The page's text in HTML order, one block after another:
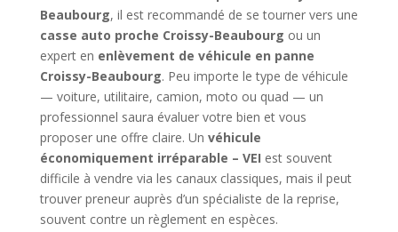
Beaubourg, il est recommandé de se tourner vers une
casse auto proche Croissy-Beaubourg ou un
expert en enlèvement de véhicule en panne
Croissy-Beaubourg. Peu importe le type de véhicule
— voiture, utilitaire, camion, moto ou quad — un
professionnel saura évaluer votre bien et vous
proposer une offre claire. Un véhicule
économiquement irréparable – VEI est souvent
difficile à vendre via les canaux classiques, mais il peut
trouver preneur auprès d’un spécialiste de la reprise,
souvent contre un règlement en espèces.